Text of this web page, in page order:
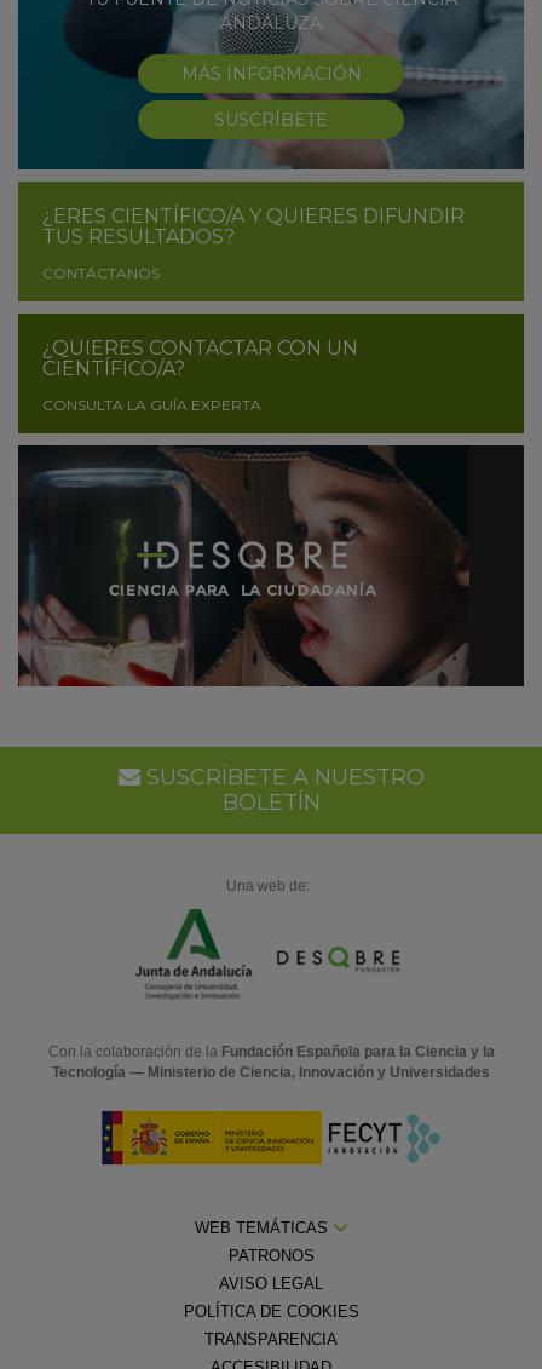
ANDALUZA
MÁS INFORMACIÓN
SUSCRÍBETE
¿ERES CIENTÍFICO/A Y QUIERES DIFUNDIR
TUS RESULTADOS?
CONTÁCTANOS
¿QUIERES CONTACTAR CON UN
CIENTÍFICO/A?
CONSULTA LA GUÍA EXPERTA
SUSCRÍBETE A NUESTRO
BOLETÍN
Una web de:
Con la colaboración de la Fundación Española para la Ciencia y la
Tecnología — Ministerio de Ciencia, Innovación y Universidades
WEB TEMÁTICAS
PATRONOS
AVISO LEGAL
POLÍTICA DE COOKIES
TRANSPARENCIA